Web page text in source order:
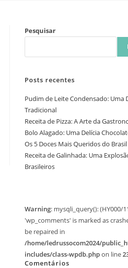
Pesquisar
Posts recentes
Pudim de Leite Condensado: Uma
Tradicional
Receita de Pizza: A Arte da
Bolo Alagado: Uma Delícia
Os 5 Doces Mais Queridos do Brasil
Receita de Galinhada: Uma
Brasileiros
Warning: mysqli_query(): (HY000/
'wp_comments' is marked as
be repaired in
/home/ledrussocom2024/
includes/class-wpdb.phpon line
Comentários